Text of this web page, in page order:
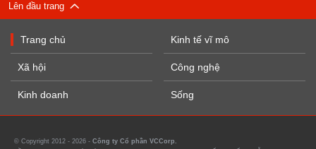
Lên đầu trang
Trang chủ
Xã hội
Kinh doanh
Kinh tế vĩ mô
Công nghệ
Sống
© Copyright 2012 - 2026 - Công ty Cổ phần VCCorp.